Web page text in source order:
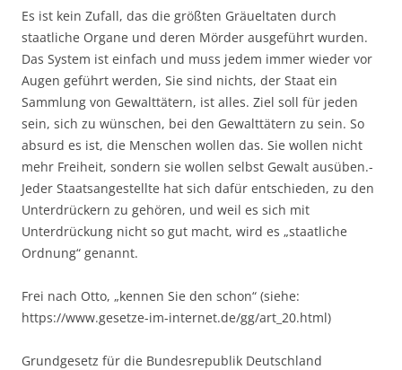
Es ist kein Zufall, das die größten Gräueltaten durch
staatliche Organe und deren Mörder ausgeführt wurden.
Das System ist einfach und muss jedem immer wieder vor
Augen geführt werden, Sie sind nichts, der Staat ein
Sammlung von Gewalttätern, ist alles. Ziel soll für jeden
sein, sich zu wünschen, bei den Gewalttätern zu sein. So
absurd es ist, die Menschen wollen das. Sie wollen nicht
mehr Freiheit, sondern sie wollen selbst Gewalt ausüben.-
Jeder Staatsangestellte hat sich dafür entschieden, zu den
Unterdrückern zu gehören, und weil es sich mit
Unterdrückung nicht so gut macht, wird es „staatliche
Ordnung“ genannt.
Frei nach Otto, „kennen Sie den schon“ (siehe:
https://www.gesetze-im-internet.de/gg/art_20.html)
Grundgesetz für die Bundesrepublik Deutschland